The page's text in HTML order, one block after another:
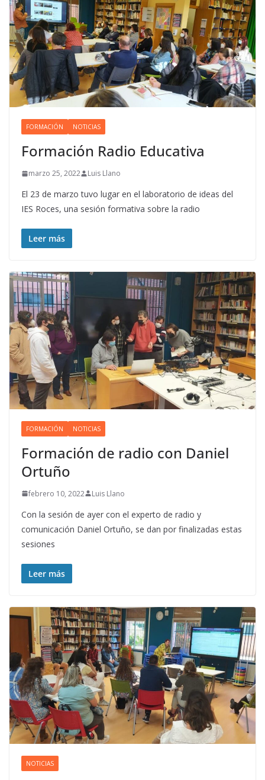
FORMACIÓN NOTICIAS
Formación Radio Educativa
marzo 25, 2022 Luis Llano
El 23 de marzo tuvo lugar en el laboratorio de ideas del
IES Roces, una sesión formativa sobre la radio
Leer más
FORMACIÓN NOTICIAS
Formación de radio con Daniel
Ortuño
febrero 10, 2022 Luis Llano
Con la sesión de ayer con el experto de radio y
comunicación Daniel Ortuño, se dan por finalizadas estas
sesiones
Leer más
NOTICIAS